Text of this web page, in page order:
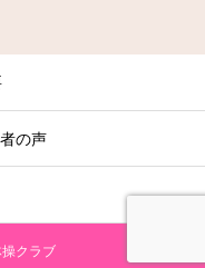
の声
クラブ